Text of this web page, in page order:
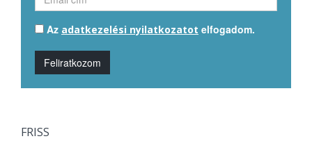
Az adatkezelési nyilatkozatot elfogadom.
Feliratkozom
FRISS